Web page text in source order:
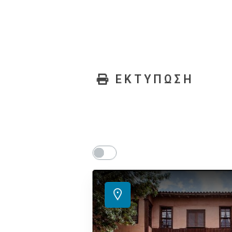
ΕΚΤΥΠΩΣΗ
Show map on mouse hover